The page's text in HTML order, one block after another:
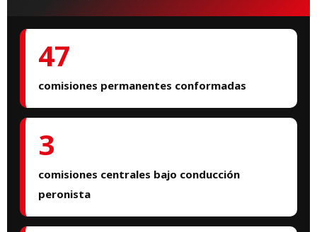
47
comisiones permanentes conformadas
3
comisiones centrales bajo conducción
peronista